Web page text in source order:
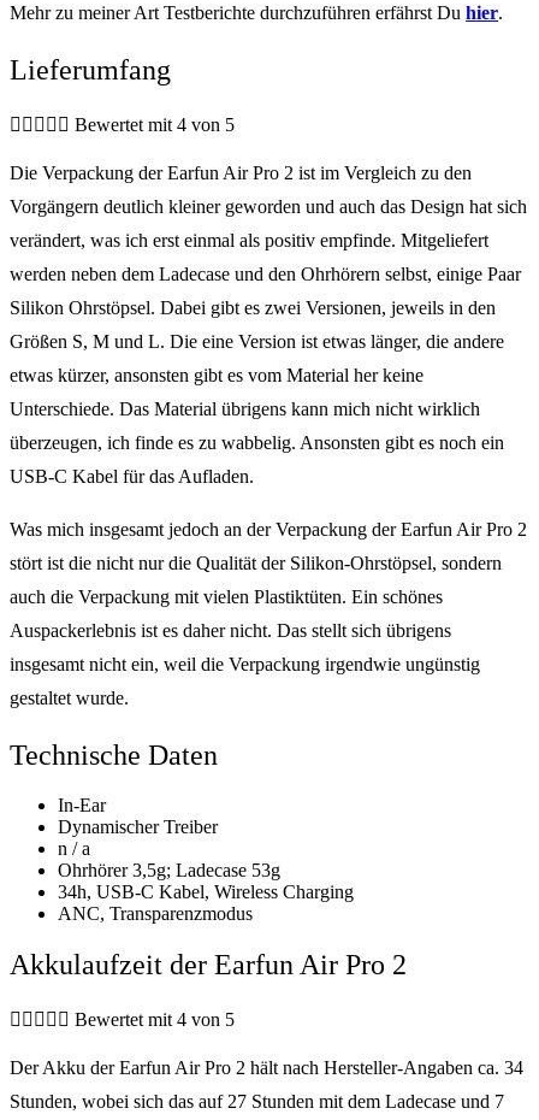
Mehr zu meiner Art Testberichte durchzuführen erfährst Du hier.
Lieferumfang
     Bewertet mit 4 von 5
Die Verpackung der Earfun Air Pro 2 ist im Vergleich zu den
Vorgängern deutlich kleiner geworden und auch das Design hat sich
verändert, was ich erst einmal als positiv empfinde. Mitgeliefert
werden neben dem Ladecase und den Ohrhörern selbst, einige Paar
Silikon Ohrstöpsel. Dabei gibt es zwei Versionen, jeweils in den
Größen S, M und L. Die eine Version ist etwas länger, die andere
etwas kürzer, ansonsten gibt es vom Material her keine
Unterschiede. Das Material übrigens kann mich nicht wirklich
überzeugen, ich finde es zu wabbelig. Ansonsten gibt es noch ein
USB-C Kabel für das Aufladen.
Was mich insgesamt jedoch an der Verpackung der Earfun Air Pro 2
stört ist die nicht nur die Qualität der Silikon-Ohrstöpsel, sondern
auch die Verpackung mit vielen Plastiktüten. Ein schönes
Auspackerlebnis ist es daher nicht. Das stellt sich übrigens
insgesamt nicht ein, weil die Verpackung irgendwie ungünstig
gestaltet wurde.
Technische Daten
In-Ear
Dynamischer Treiber
n / a
Ohrhörer 3,5g; Ladecase 53g
34h, USB-C Kabel, Wireless Charging
ANC, Transparenzmodus
Akkulaufzeit der Earfun Air Pro 2
     Bewertet mit 4 von 5
Der Akku der Earfun Air Pro 2 hält nach Hersteller-Angaben ca. 34
Stunden, wobei sich das auf 27 Stunden mit dem Ladecase und 7